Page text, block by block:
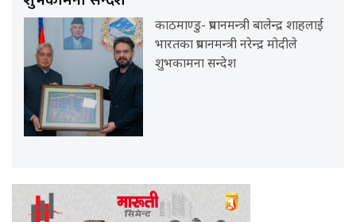
काठमाण्डु- प्रधानमन्त्री बालेन्द्र शाहलाई
भारतका प्रधानमन्त्री नरेन्द्र मोदीले
शुभकामना सन्देश